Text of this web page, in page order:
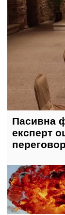
Пасивна
експерт